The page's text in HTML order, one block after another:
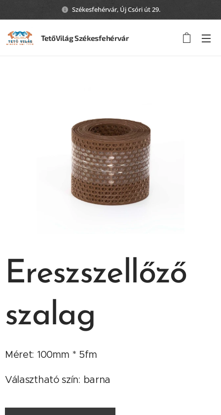
Székesfehérvár, Új Csóri út 29.
TetőVilág Székesfehérvár
Ereszszellőző
szalag
Méret: 100mm * 5fm
Választható szín: barna